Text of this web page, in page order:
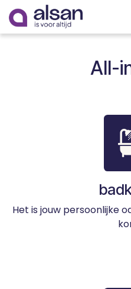
Overslaan naar inhoud
All-
Het is jouw persoonlijke